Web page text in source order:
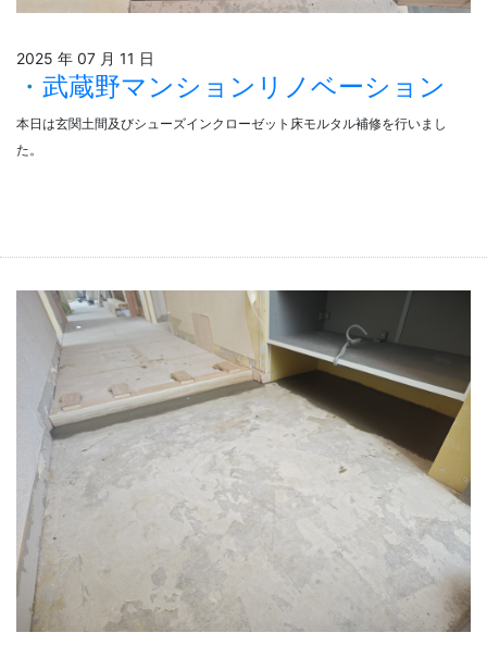
2025 年 07 月 11 日
武蔵野マンションリノベーション
本日は玄関土間及びシューズインクローゼット床モルタル補修を行いまし
た。